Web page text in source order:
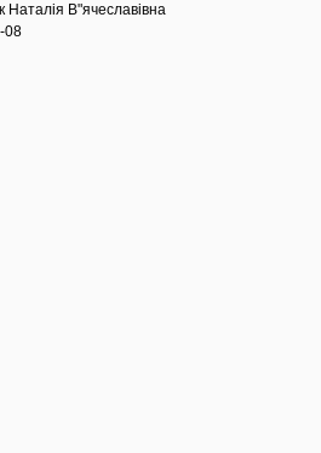
Наталія В"ячеславівна
08